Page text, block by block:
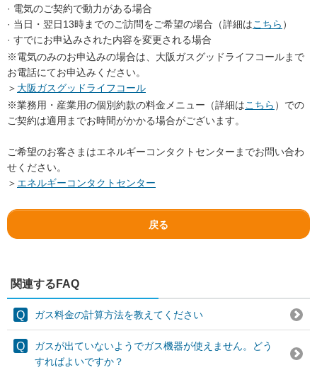
· 電気のご契約で動力がある場合
· 当日・翌日13時までのご訪問をご希望の場合（詳細はこちら ）
· すでにお申込みされた内容を変更される場合
※電気のみのお申込みの場合は、大阪ガスグッドライフコールまで
お電話にてお申込みください。
＞ 大阪ガスグッドライフコール
※業務用・産業用の個別約款の料金メニュー（詳細はこちら ）での
ご契約は適用までお時間がかかる場合がございます。
ご希望のお客さまはエネルギーコンタクトセンターまでお問い合わ
せください。
＞ エネルギーコンタクトセンター
戻る
関連するFAQ
ガス料金の計算方法を教えてください
ガスが出ていないようでガス機器が使えません。どう
すればよいですか？